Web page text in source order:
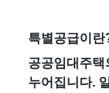
특별공급이란
공공임대주
누어집니다.